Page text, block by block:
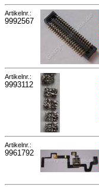
Artikelnr.:
9992567
Artikelnr.:
9993112
Artikelnr.:
9961792